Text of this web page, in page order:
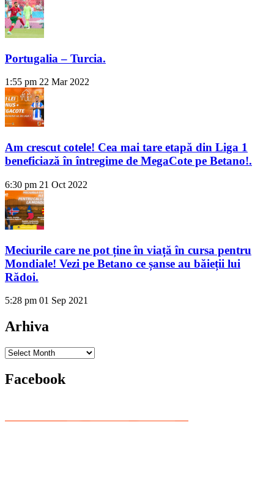
Portugalia – Turcia.
1:55 pm 22 Mar 2022
Am crescut cotele! Cea mai tare etapă din Liga 1
beneficiază în întregime de MegaCote pe Betano!.
6:30 pm 21 Oct 2022
Meciurile care ne pot ține în viață în cursa pentru
Mondiale! Vezi pe Betano ce șanse au băieții lui
Rădoi.
5:28 pm 01 Sep 2021
Arhiva
Arhiva
Facebook